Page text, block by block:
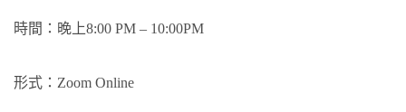
時間：晚上8:00 PM – 10:00PM
形式：Zoom Online